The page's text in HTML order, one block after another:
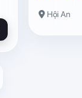
Hội An